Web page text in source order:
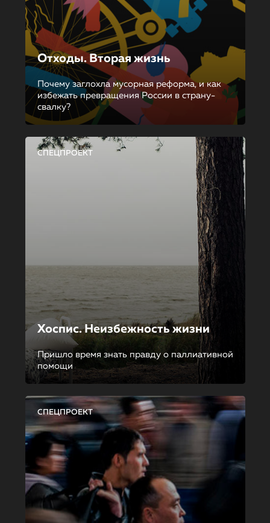
Отходы. Вторая жизнь
Почему заглохла мусорная реформа, и как
избежать превращения России в страну-
свалку?
СПЕЦПРОЕКТ
Хоспис. Неизбежность жизни
Пришло время знать правду о паллиативной
помощи
СПЕЦПРОЕКТ